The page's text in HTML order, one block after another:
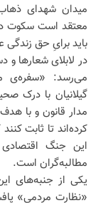
میدان شهدای
معتقد است سکوت
باید برایِ حق زندگی
در لابلای شعارها
می‌رسد: «سفره‌ی
گیلانیان با درک
مدار قانون و با
کرده‌اند تا ثابت
این جنگ
مطالبه‌گران است.
یکی از جنبه‌های
«نظارت مردمی»